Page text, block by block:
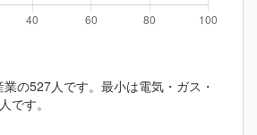
の527人です。最小は電気・ガス・
です。